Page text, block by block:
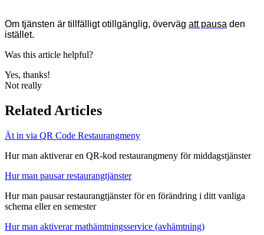
Om tjänsten är tillfälligt otillgänglig, överväg att pausa den
istället.
Was this article helpful?
Yes, thanks!
Not really
Related Articles
Ät in via QR Code Restaurangmeny
Hur man aktiverar en QR-kod restaurangmeny för middagstjänster
Hur man pausar restaurangtjänster
Hur man pausar restaurangtjänster för en förändring i ditt vanliga
schema eller en semester
Hur man aktiverar mathämtningsservice (avhämtning)